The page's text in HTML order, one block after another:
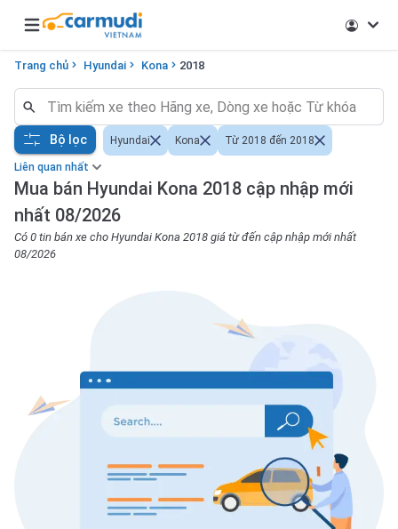
Open main menu
Trang chủ Hyundai Kona 2018
Liên quan nhất
Mua bán Hyundai Kona 2018 cập nhập mới
nhất 08/2026
Có 0 tin bán xe cho Hyundai Kona 2018 giá từ đến cập nhập mới nhất
08/2026
Bộ lọc Hyundai Kona Từ 2018 đến 2018